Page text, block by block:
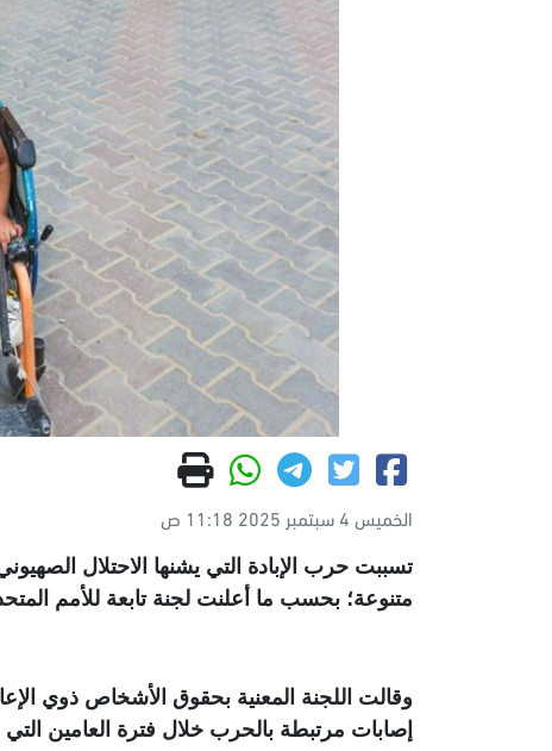
الخميس 4 سبتمبر 2025 11:18 ص
متنوعة؛ بحسب ما أعلنت لجنة تابعة للأمم
إصابات مرتبطة بالحرب خلال فترة العامين